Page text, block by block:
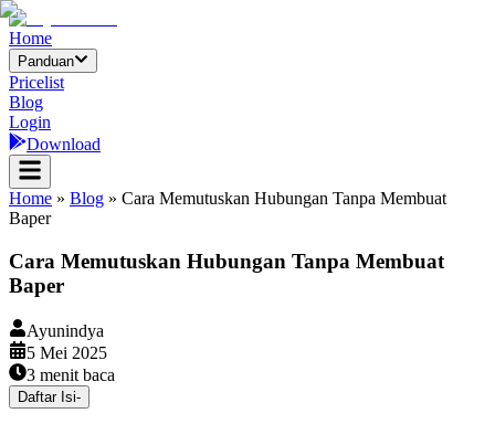
Home
Panduan
Pricelist
Blog
Login
Download
Home » Blog » Cara Memutuskan Hubungan Tanpa Membuat
Baper
Cara Memutuskan Hubungan Tanpa Membuat
Baper
Ayunindya
5 Mei 2025
3 menit baca
Daftar Isi-